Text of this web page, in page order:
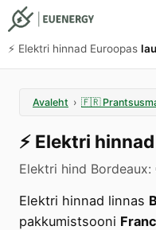
⚡️ Elektri hinnad Euroopas
Avaleht › 🇫🇷
⚡️ Elektri hinnad
Elektri hind
Elektri hinnad linnas
pakkumistsooni